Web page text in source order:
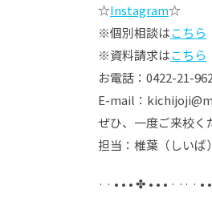
☆Instagram☆
※個別相談はこちら
※資料請求はこちら
お電話：0422-21-
E-mail：
ぜひ、一度ご来校く
担当：椎葉（しいば）
· · • • • ✤ • • • · ·· · •